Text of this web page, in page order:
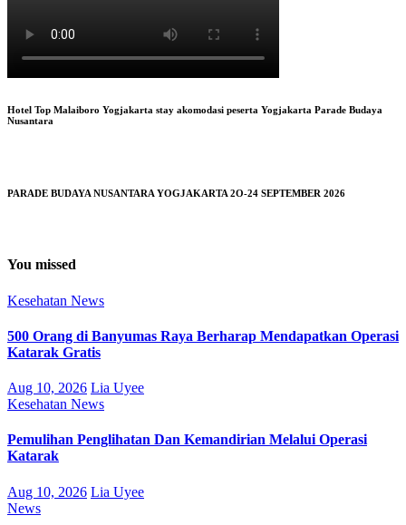
Hotel Top Malaiboro Yogjakarta stay akomodasi peserta Yogjakarta Parade Budaya
Nusantara
PARADE BUDAYA NUSANTARA YOGJAKARTA 2O-24 SEPTEMBER 2026
You missed
Kesehatan News
500 Orang di Banyumas Raya Berharap Mendapatkan Operasi
Katarak Gratis
Aug 10, 2026 Lia Uyee
Kesehatan News
Pemulihan Penglihatan Dan Kemandirian Melalui Operasi
Katarak
Aug 10, 2026 Lia Uyee
News